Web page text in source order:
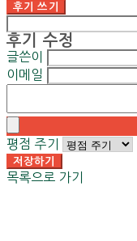
후기 쓰기
후기 수정
글쓴이
이메일
평점 주기
저장하기
목록으로 가기